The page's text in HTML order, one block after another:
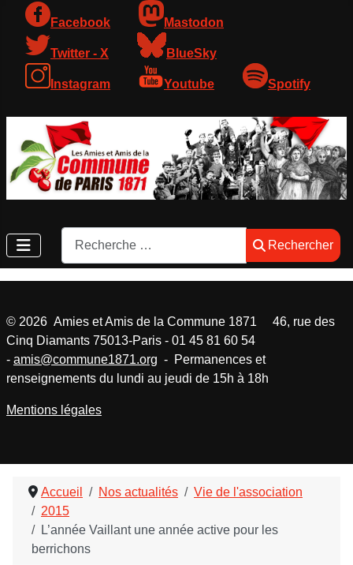
Facebook Mastodon
Twitter - X BlueSky
Instagram Youtube Spotify
Rechercher
Rechercher
Accueil Nos actualités
Vie de l'association
2015
L’année Vaillant une année active pour les
berrichons
© 2026 Amies et Amis de la Commune 1871 46, rue des
Cinq Diamants 75013-Paris - 01 45 81 60 54
- amis@commune1871.org - Permanences et
renseignements du lundi au jeudi de 15h à 18h
Mentions légales